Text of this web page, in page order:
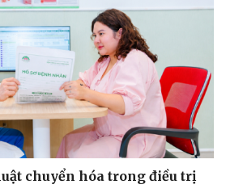
Podcast
Câu chuyện thời sự
Đọc truyện đêm khuya
Cửa sổ tình yêu
Kể chuyện cho bé
Hạt giống tâm hồn
chuyển hóa trong điều trị